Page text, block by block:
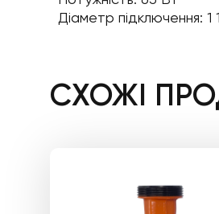
Діаметр підключення: 1
СХОЖІ